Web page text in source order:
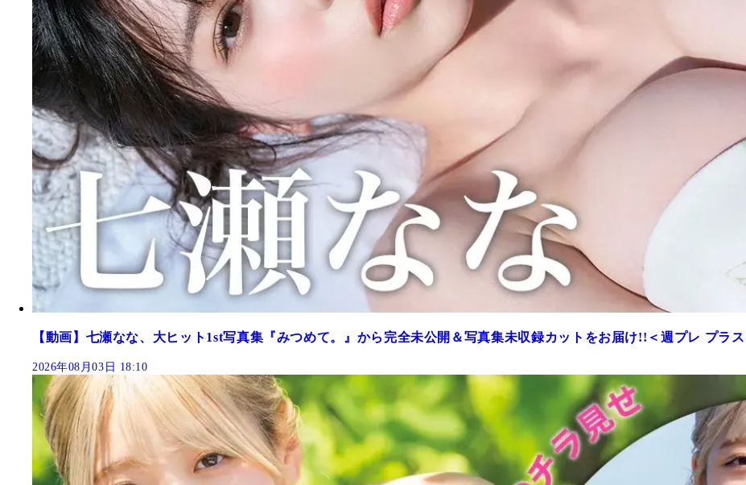
【動画】七瀬なな、大ヒット1st写真集『みつめて。』から完全未公開＆写真集未収録カットをお届け!!＜週プレ プラス
2026年08月03日 18:10